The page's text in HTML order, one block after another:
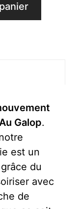
Galop.
est un
du
avec
de